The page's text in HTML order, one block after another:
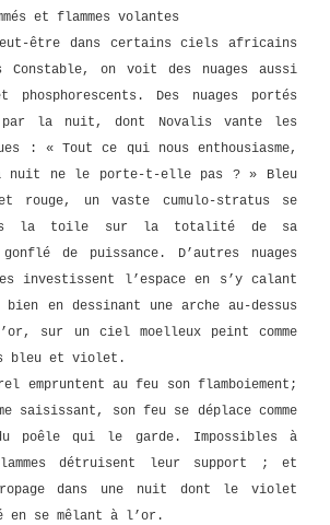
et flammes volantes
être dans certains ciels africains
Constable, on voit des nuages aussi
phosphorescents. Des nuages portés
par la nuit, dont Novalis vante les
: « Tout ce qui nous enthousiasme,
nuit ne le porte-t-elle pas ? » Bleu
rouge, un vaste cumulo-stratus se
la toile sur la totalité de sa
de puissance. D’autres nuages
investissent l’espace en s’y calant
en dessinant une arche au-dessus
sur un ciel moelleux peint comme
bleu et violet.
empruntent au feu son flamboiement;
saisissant, son feu se déplace comme
poêle qui le garde. Impossibles à
détruisent leur support ; et
dans une nuit dont le violet
en se mêlant à l’or.